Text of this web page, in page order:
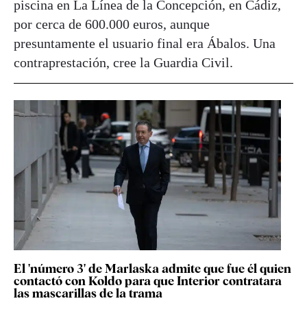
piscina en La Línea de la Concepción, en Cádiz,
por cerca de 600.000 euros, aunque
presuntamente el usuario final era Ábalos. Una
contraprestación, cree la Guardia Civil.
El 'número 3' de Marlaska admite que fue él quien
contactó con Koldo para que Interior contratara
las mascarillas de la trama